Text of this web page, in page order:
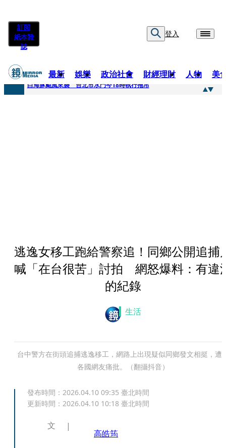
訂閱
紙本雜
誌
登入
最新 娛樂 政治社會 財經理財 人物 美
快訊
白海豚颱風來襲 台北市水門今18時執行拖吊
逃逸女移工跑給警察追！同鄉公開追捕
喊「在台很苦」討拍 網怒爆料：有違
的紀錄
生活
台中警方在街頭追捕逃逸移工，網路上出現疑似同鄉發文相挺，遭
各國網友痛批。（翻攝抖音）
發布時間： 2026.04.10 09:35 臺北時間
更新時間： 2026.04.10 10:18 臺北時間
文
高皓筠